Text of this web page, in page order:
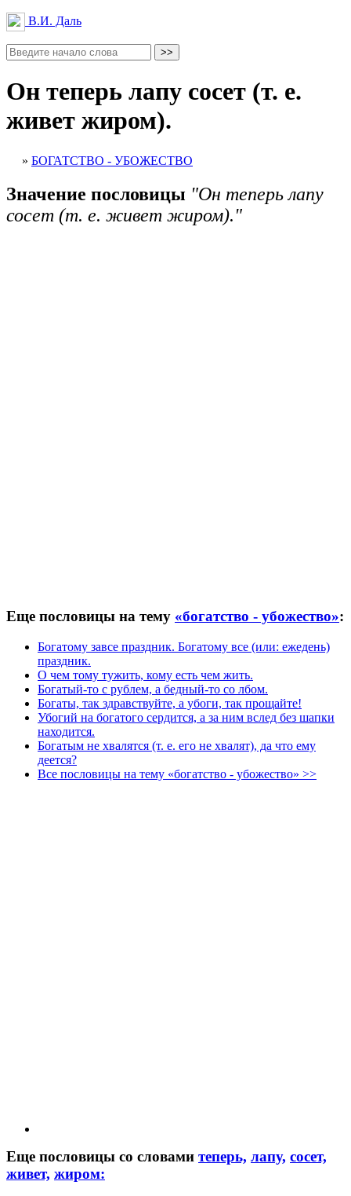
В.И. Даль
Он теперь лапу сосет (т. е.
живет жиром).
» БОГАТСТВО - УБОЖЕСТВО
Значение пословицы "Он теперь лапу
сосет (т. е. живет жиром)."
Еще пословицы на тему «богатство - убожество»:
Богатому завсе праздник. Богатому все (или: ежедень)
праздник.
О чем тому тужить, кому есть чем жить.
Богатый-то с рублем, а бедный-то со лбом.
Богаты, так здравствуйте, а убоги, так прощайте!
Убогий на богатого сердится, а за ним вслед без шапки
находится.
Богатым не хвалятся (т. е. его не хвалят), да что ему
деется?
Все пословицы на тему «богатство - убожество» >>
Еще пословицы со словами теперь, лапу, сосет,
живет, жиром: